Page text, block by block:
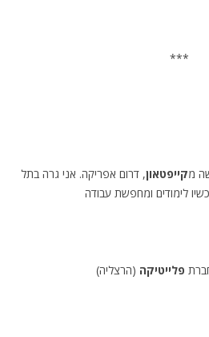
***
קייפטאון, דרום אפריקה. אני גרה בתל
לימודים ומחפשת עבודה
פלייטיקה (הרצליה)